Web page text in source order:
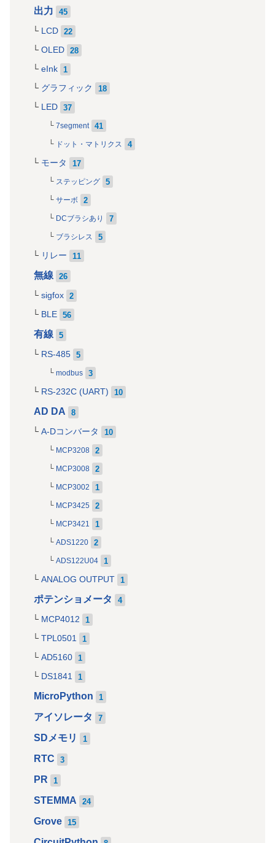
出力 45
LCD 22
OLED 28
eInk 1
グラフィック 18
LED 37
7segment 41
ドット・マトリクス 4
モータ 17
ステッピング 5
サーボ 2
DCブラシあり 7
ブラシレス 5
リレー 11
無線 26
sigfox 2
BLE 56
有線 5
RS-485 5
modbus 3
RS-232C (UART) 10
AD DA 8
A-Dコンバータ 10
MCP3208 2
MCP3008 2
MCP3002 1
MCP3425 2
MCP3421 1
ADS1220 2
ADS122U04 1
ANALOG OUTPUT 1
ポテンショメータ 4
MCP4012 1
TPL0501 1
AD5160 1
DS1841 1
MicroPython 1
アイソレータ 7
SDメモリ 1
RTC 3
PR 1
STEMMA 24
Grove 15